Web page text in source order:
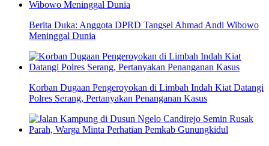
Berita Duka: Anggota DPRD Tangsel Ahmad Andi Wibowo
Meninggal Dunia
Korban Dugaan Pengeroyokan di Limbah Indah Kiat Datangi
Polres Serang, Pertanyakan Penanganan Kasus